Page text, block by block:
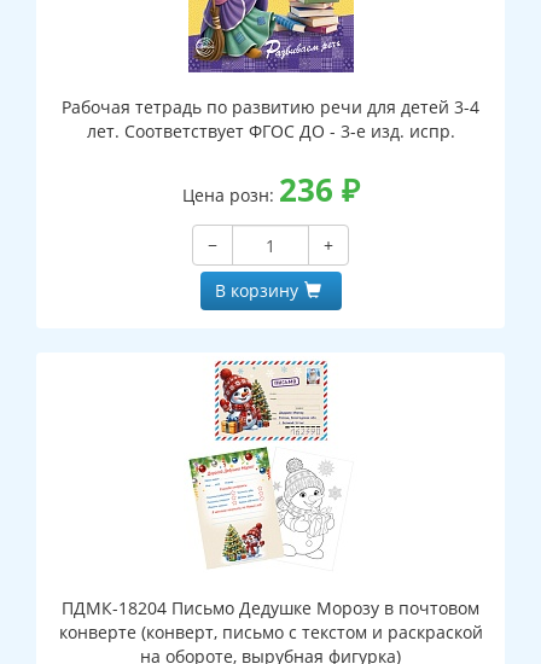
Рабочая тетрадь по развитию речи для детей 3-4
лет. Соответствует ФГОС ДО - 3-е изд. испр.
Цена розн: 236 ₽
−
+
В корзину
ПДМК-18204 Письмо Дедушке Морозу в почтовом
конверте (конверт, письмо с текстом и раскраской
на обороте, вырубная фигурка)